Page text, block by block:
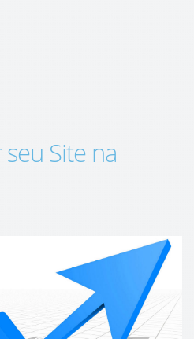
Site na